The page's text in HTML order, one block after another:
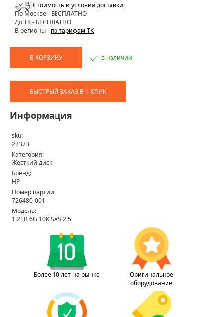
Стоимость и условия доставки:
По Москве- БЕСПЛАТНО
До ТК - БЕСПЛАТНО
В регионы - по тарифам ТК
В КОРЗИНУ в наличии
БЫСТРЫЙ ЗАКАЗ В 1 КЛИК
Информация
sku:
22373
Категория:
Жесткий диск
Бренд:
HP
Номер партии
726480-001
Модель:
1.2TB 6G 10K SAS 2.5
Более 10 лет на рынке
Оригинальное
оборудование